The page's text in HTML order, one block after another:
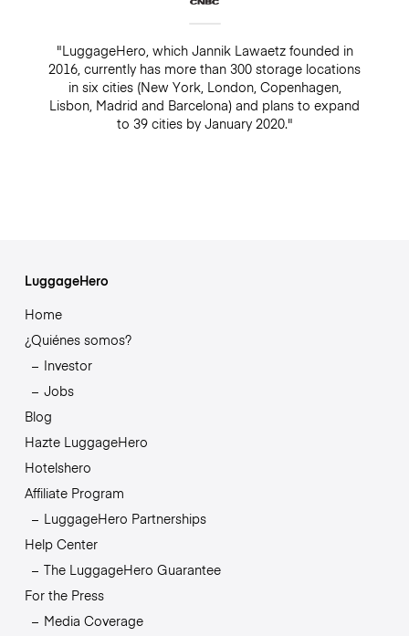
"LuggageHero, which Jannik Lawaetz founded in
2016, currently has more than 300 storage locations
in six cities (New York, London, Copenhagen,
Lisbon, Madrid and Barcelona) and plans to expand
to 39 cities by January 2020."
LuggageHero
Home
¿Quiénes somos?
Investor
Jobs
Blog
Hazte LuggageHero
Hotelshero
Affiliate Program
LuggageHero Partnerships
Help Center
The LuggageHero Guarantee
For the Press
Media Coverage